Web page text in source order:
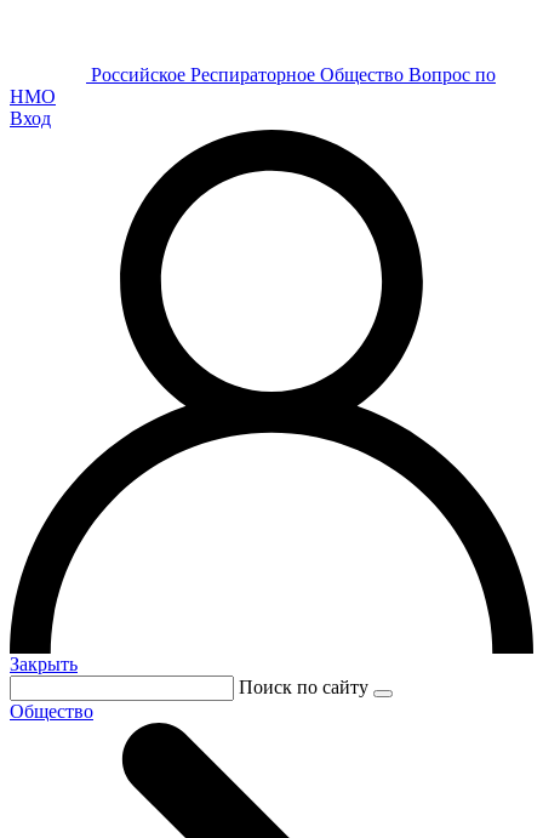
Российское Респираторное Общество Вопрос по
НМО
Вход
Закрыть
Поиск по сайту
Общество